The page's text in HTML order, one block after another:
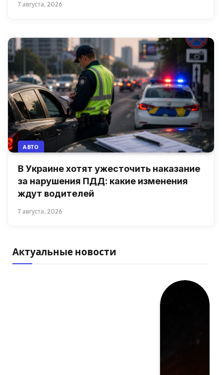
7 августа, 2026
АВТО
В Украине хотят ужесточить наказание
за нарушения ПДД: какие изменения
ждут водителей
7 августа, 2026
Актуальные новости